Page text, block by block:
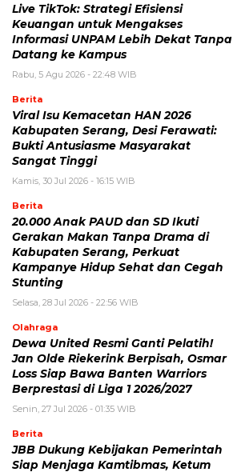
Live TikTok: Strategi Efisiensi
Keuangan untuk Mengakses
Informasi UNPAM Lebih Dekat Tanpa
Datang ke Kampus
Rabu, 5 Agu 2026 - 22:48 WIB
Berita
Viral Isu Kemacetan HAN 2026
Kabupaten Serang, Desi Ferawati:
Bukti Antusiasme Masyarakat
Sangat Tinggi
Kamis, 30 Jul 2026 - 16:15 WIB
Berita
20.000 Anak PAUD dan SD Ikuti
Gerakan Makan Tanpa Drama di
Kabupaten Serang, Perkuat
Kampanye Hidup Sehat dan Cegah
Stunting
Selasa, 28 Jul 2026 - 22:56 WIB
Olahraga
Dewa United Resmi Ganti Pelatih!
Jan Olde Riekerink Berpisah, Osmar
Loss Siap Bawa Banten Warriors
Berprestasi di Liga 1 2026/2027
Senin, 27 Jul 2026 - 01:35 WIB
Berita
JBB Dukung Kebijakan Pemerintah
Siap Menjaga Kamtibmas, Ketum